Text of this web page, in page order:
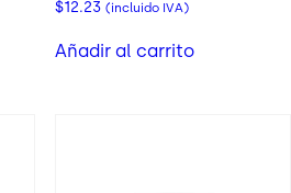
$12.23 (incluido IVA)
Añadir al carrito